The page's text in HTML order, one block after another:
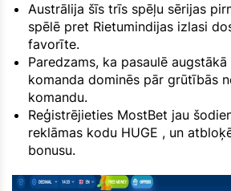
Austrālija šīs trīs spēļu sērijas
spēlē pret Rietumindijas izlasi
favorīte.
Paredzams, ka pasaulē
komanda dominēs pār grūtībās
komandu.
Reģistrējieties MostBet jau
reklāmas kodu HUGE , un
bonusu.